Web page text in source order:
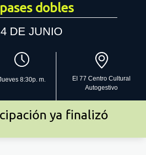
dobles
4 DE JUNIO
8:30p. m.
El 77 Centro Cultural
Autogestivo
ya finalizó